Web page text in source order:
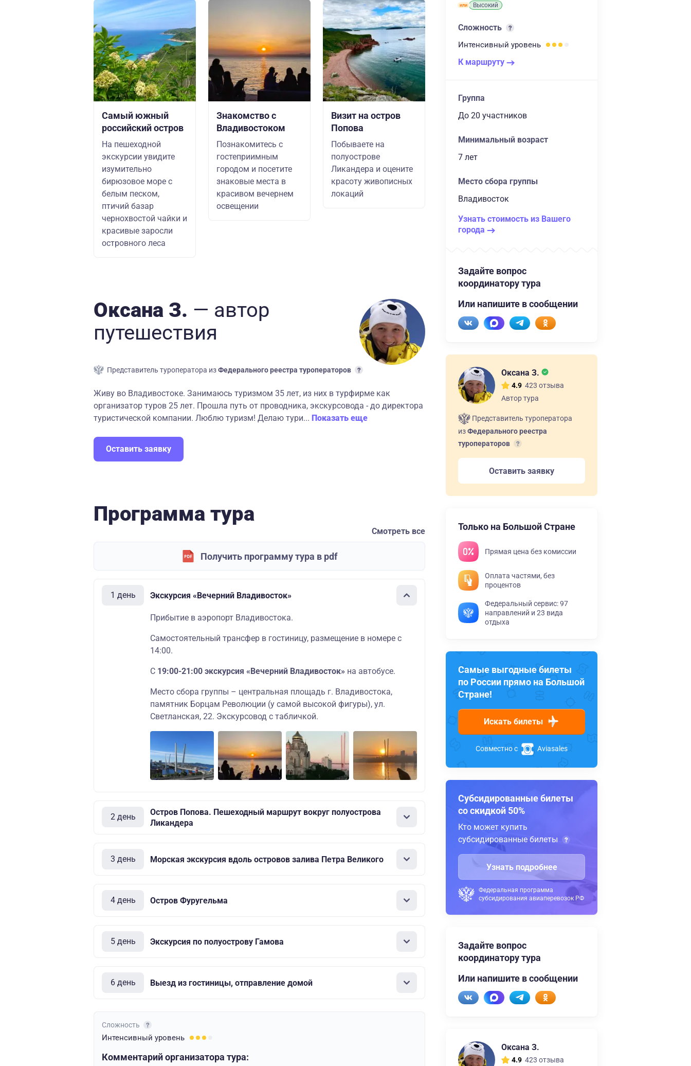
Самый южный
российский остров
На пешеходной
экскурсии увидите
изумительно
бирюзовое море с
белым песком,
птичий базар
чернохвостой чайки и
красивые заросли
островного леса
Знакомство с
Владивостоком
Познакомитесь с
гостеприимным
городом и посетите
знаковые места в
красивом вечернем
освещении
Визит на остров
Попова
Побываете на
полуострове
Ликандера и оцените
красоту живописных
локаций
Оксана З. — автор
путешествия
Представитель туроператора изФедерального реестра туроператоров
Живу во Владивостоке. Занимаюсь туризмом 35 лет, из них в турфирме как
организатор туров 25 лет. Прошла путь от проводника, экскурсовода - до директора
туристической компании. Люблю туризм! Делаю тури... Показать еще
Оставить заявку
Программа тура
Смотреть все
Получить программу тура в pdf
1 день Экскурсия «Вечерний Владивосток»
Прибытие в аэропорт Владивостока.
Самостоятельный трансфер в гостиницу, размещение в номере с
14:00.
С 19:00-21:00 экскурсия «Вечерний Владивосток» на автобусе.
Место сбора группы – центральная площадь г. Владивостока,
памятник Борцам Революции (у самой высокой фигуры), ул.
Светланская, 22. Экскурсовод с табличкой.
2 день
Остров Попова. Пешеходный маршрут вокруг полуострова
Ликандера
3 день Морская экскурсия вдоль островов залива Петра Великого
4 день Остров Фуругельма
5 день Экскурсия по полуострову Гамова
6 день Выезд из гостиницы, отправление домой
Сложность
Интенсивный уровень
Комментарий организатора тура:
Высокий
Сложность
Интенсивный уровень
К маршруту
Группа
до 20 участников
Минимальный возраст
7 лет
Место сбора группы
Владивосток
Узнать стоимость из Вашего
города
Задайте вопрос
координатору тура
Или напишите в сообщении
Оксана З.
4.9 423 отзыва
Автор тура
Представитель туроператора
изФедерального реестра
туроператоров
Оставить заявку
Только на Большой Стране
Прямая цена без комиссии
Оплата частями, без
процентов
Федеральный сервис: 97
направлений и 23 вида
отдыха
Самые выгодные билеты
по России прямо на Большой
Стране!
Искать билеты
Совместно с Aviasales
Субсидированные билеты
со скидкой 50%
Кто может купить
субсидированные билеты
Узнать подробнее
Федеральная программа
субсидирования авиаперевозок РФ
Задайте вопрос
координатору тура
Или напишите в сообщении
Оксана З.
4.9 423 отзыва